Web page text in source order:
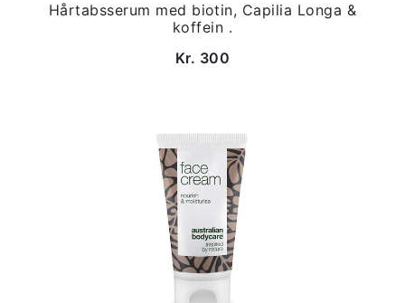
Hårtabsserum med biotin, Capilia Longa &
koffein .
Kr. 300